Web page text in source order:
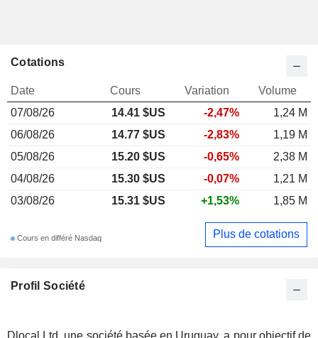
Profil Société
Dlocal Ltd, une société basée en Uruguay, a pour objectif de
Cotations
Date Cours Variation
Volume
07/08/26
14.41 $US -2,47%
1,24 M
06/08/26
14.77 $US -2,83%
1,19 M
05/08/26
15.20 $US -0,65%
2,38 M
04/08/26
15.30 $US -0,07%
1,21 M
03/08/26
15.31 $US +1,53% 1,85 M
Cours en différé Nasdaq Plus de cotations